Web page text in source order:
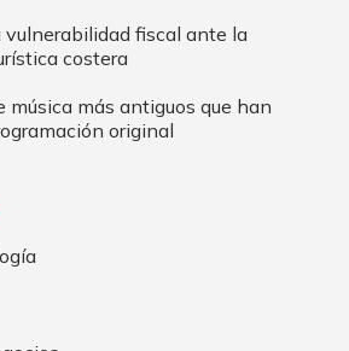
fiscal ante la
costera
música más antiguos que han
original